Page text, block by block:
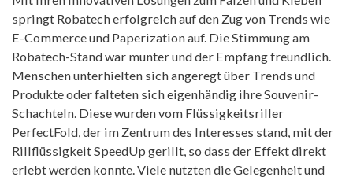
springt Robatech erfolgreich auf den Zug von Trends wie
E-Commerce und Paperization auf. Die Stimmung am
Robatech-Stand war munter und der Empfang freundlich.
Menschen unterhielten sich angeregt über Trends und
Produkte oder falteten sich eigenhändig ihre Souvenir-
Schachteln. Diese wurden vom Flüssigkeitsriller
PerfectFold, der im Zentrum des Interesses stand, mit der
Rillflüssigkeit SpeedUp gerillt, so dass der Effekt direkt
erlebt werden konnte. Viele nutzten die Gelegenheit und